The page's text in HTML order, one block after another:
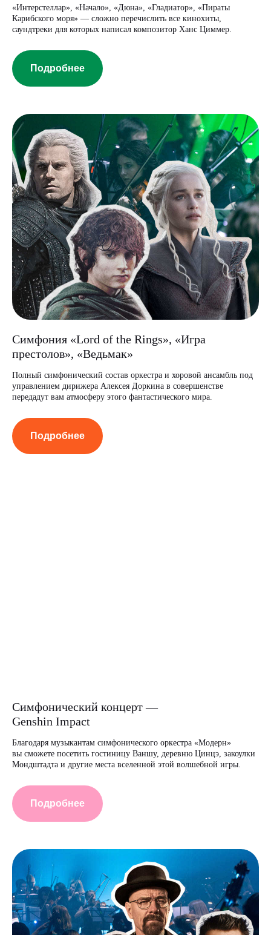
«Интерстеллар», «Начало», «Дюна», «Гладиатор», «Пираты
Карибского моря» — сложно перечислить все кинохиты,
саундтреки для которых написал композитор Ханс Циммер.
Подробнее
Симфония «Lord of the Rings», «Игра
престолов», «Ведьмак»
Полный симфонический состав оркестра и хоровой ансамбль под
управлением дирижера Алексея Доркина в совершенстве
передадут вам атмосферу этого фантастического мира.
Подробнее
Симфонический концерт —
Genshin Impact
Благодаря музыкантам симфонического оркестра «Модерн»
вы сможете посетить гостиницу Ваншу, деревню Цинцэ, закоулки
Мондштадта и другие места вселенной этой волшебной игры.
Подробнее